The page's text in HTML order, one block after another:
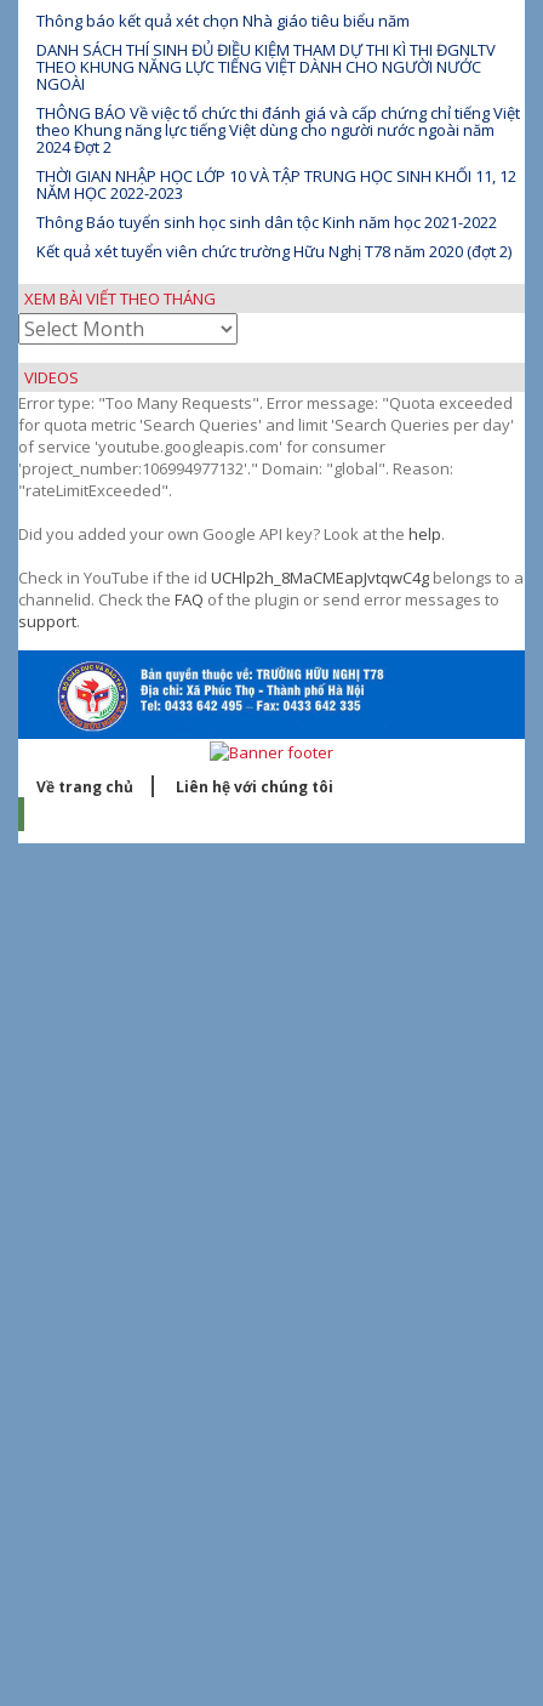
Thông báo kết quả xét chọn Nhà giáo tiêu biểu năm
DANH SÁCH THÍ SINH ĐỦ ĐIỀU KIỆM THAM DỰ THI KÌ THI ĐGNLTV
THEO KHUNG NĂNG LỰC TIẾNG VIỆT DÀNH CHO NGƯỜI NƯỚC
NGOÀI
THÔNG BÁO Về việc tổ chức thi đánh giá và cấp chứng chỉ tiếng Việt
theo Khung năng lực tiếng Việt dùng cho người nước ngoài năm
2024 Đợt 2
THỜI GIAN NHẬP HỌC LỚP 10 VÀ TẬP TRUNG HỌC SINH KHỐI 11, 12
NĂM HỌC 2022-2023
Thông Báo tuyển sinh học sinh dân tộc Kinh năm học 2021-2022
Kết quả xét tuyển viên chức trường Hữu Nghị T78 năm 2020 (đợt 2)
XEM BÀI VIẾT THEO THÁNG
Xem
bài
viết
theo
tháng
VIDEOS
Error type: "Too Many Requests". Error message: "Quota exceeded
for quota metric 'Search Queries' and limit 'Search Queries per day'
of service 'youtube.googleapis.com' for consumer
'project_number:106994977132'." Domain: "global". Reason:
"rateLimitExceeded".
Did you added your own Google API key? Look at the help.
Check in YouTube if the id UCHlp2h_8MaCMEapJvtqwC4g belongs to a
channelid. Check the FAQ of the plugin or send error messages to
support.
Về trang chủ Liên hệ với chúng tôi